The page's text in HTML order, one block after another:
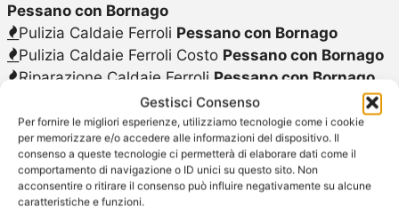
Gestisci Consenso
Per fornire le migliori esperienze, utilizziamo tecnologie come i cookie
per memorizzare e/o accedere alle informazioni del dispositivo. Il
consenso a queste tecnologie ci permetterà di elaborare dati come il
comportamento di navigazione o ID unici su questo sito. Non
acconsentire o ritirare il consenso può influire negativamente su alcune
caratteristiche e funzioni.
Pessano con Bornago
Pulizia Caldaie Ferroli Pessano con Bornago
Pulizia Caldaie Ferroli Costo Pessano con Bornago
Riparazione Caldaie Ferroli Pessano con Bornago
Riparazione Caldaie Ferroli CostoPessano con
Bornago
Riparazione Caldaie Ferroli PreventivoPessano con
Bornago
Scaldabagno a Gas Ferroli RiparazionePessano
con Bornago